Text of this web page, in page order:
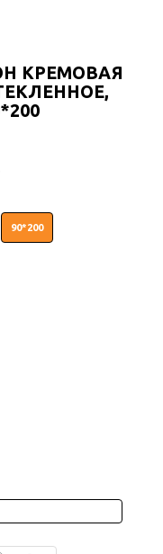
КРЕМОВАЯ
90*200